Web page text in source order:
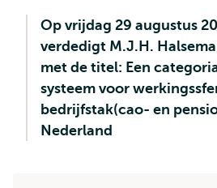
Op vrijdag 29 augustus
verdedigt M.J.H.
met de titel: Een
systeem voor
bedrijfstak(cao- en
Nederland